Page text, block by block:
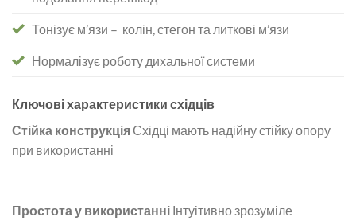
Тонізує м’язи – колін, стегон та литкові м’язи
Нормалізує роботу дихальної системи
Ключові характеристики східців
Стійка конструкція Східці мають надійну стійку опору
при використанні
Простота у використанні Інтуітивно зрозуміле